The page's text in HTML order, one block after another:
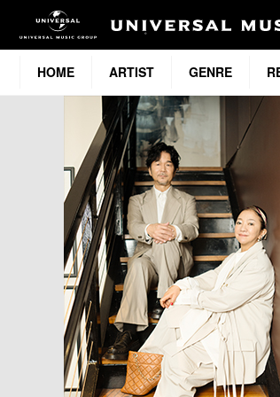
HOME ARTIST GENRE